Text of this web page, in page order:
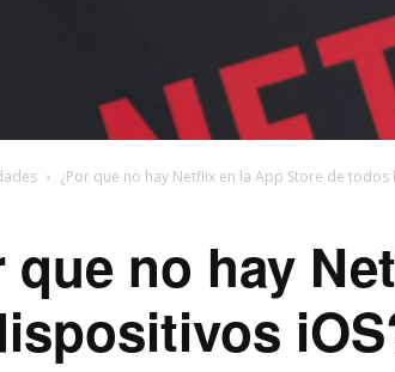
¿Por que no hay Netflix en la App Store de todos
que no hay